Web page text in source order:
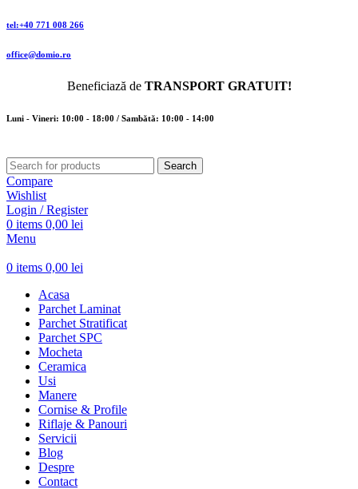
tel:+40 771 008 266
office@domio.ro
Beneficiază de TRANSPORT GRATUIT!
Luni - Vineri: 10:00 - 18:00 / Sambătă: 10:00 - 14:00
Search
Compare
Wishlist
Login / Register
0 items 0,00 lei
Menu
0 items 0,00 lei
Acasa
Parchet Laminat
Parchet Stratificat
Parchet SPC
Mocheta
Ceramica
Usi
Manere
Cornise & Profile
Riflaje & Panouri
Servicii
Blog
Despre
Contact